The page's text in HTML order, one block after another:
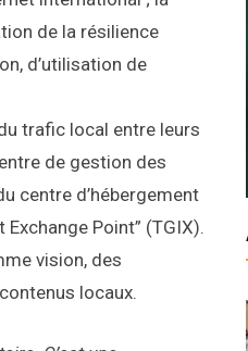
de la résilience
d’utilisation de
trafic local entre leurs
de gestion des
centre d’hébergement
Point” (TGIX).
vision, des
locaux.